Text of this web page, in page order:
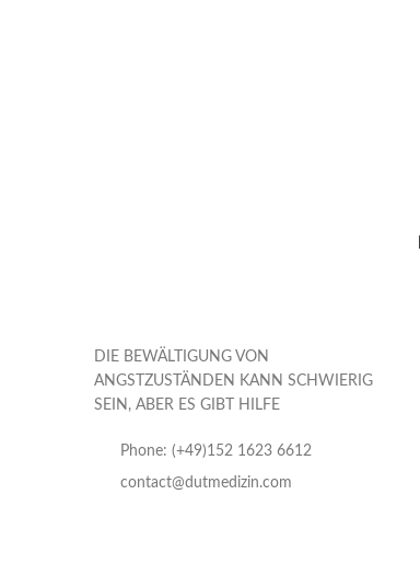
DIE BEWÄLTIGUNG VON
ANGSTZUSTÄNDEN KANN SCHWIERIG
SEIN, ABER ES GIBT HILFE
Phone: (+49)152 1623 6612
contact@dutmedizin.com